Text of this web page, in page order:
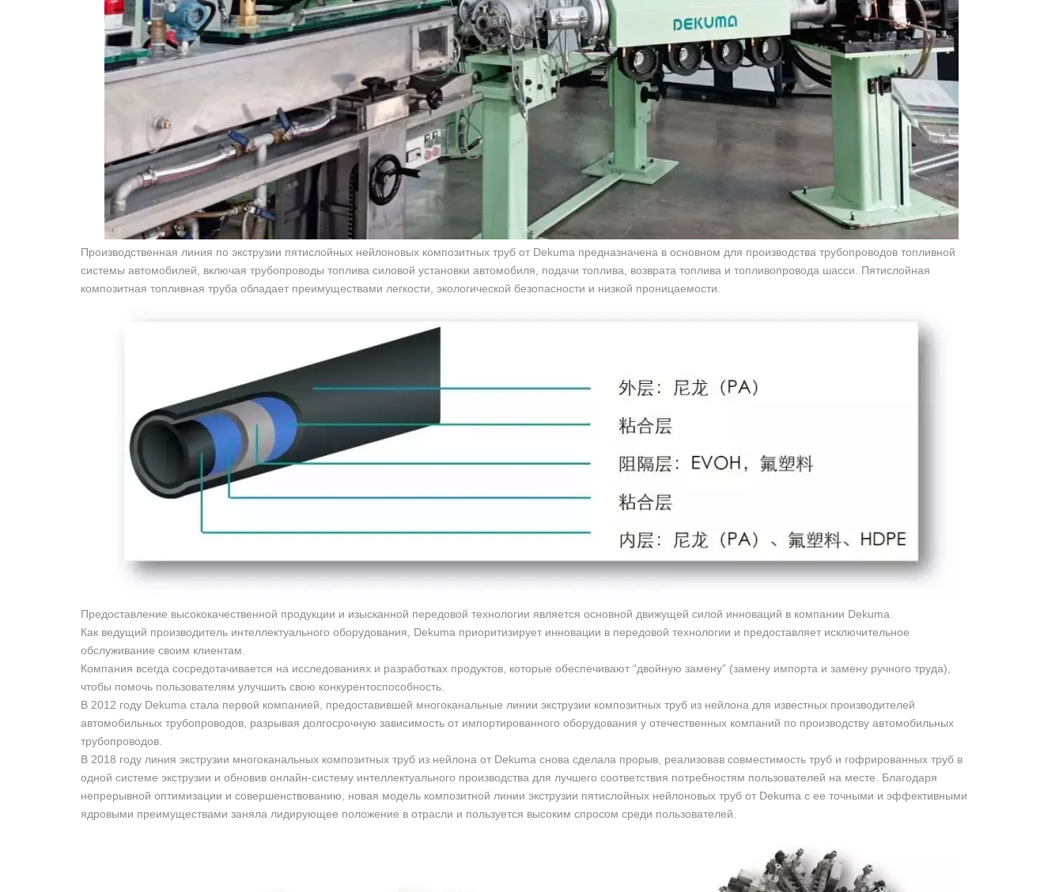
Производственная линия по экструзии пятислойных нейлоновых композитных труб от Dekuma предназначена в основном для производства трубопроводов топливной
системы автомобилей, включая трубопроводы топлива силовой установки автомобиля, подачи топлива, возврата топлива и топливопровода шасси. Пятислойная
композитная топливная труба обладает преимуществами легкости, экологической безопасности и низкой проницаемости.
Предоставление высококачественной продукции и изысканной передовой технологии является основной движущей силой инноваций в компании Dekuma.
Как ведущий производитель интеллектуального оборудования, Dekuma приоритизирует инновации в передовой технологии и предоставляет исключительное
обслуживание своим клиентам.
Компания всегда сосредотачивается на исследованиях и разработках продуктов, которые обеспечивают “двойную замену” (замену импорта и замену ручного труда),
чтобы помочь пользователям улучшить свою конкурентоспособность.
В 2012 году Dekuma стала первой компанией, предоставившей многоканальные линии экструзии композитных труб из нейлона для известных производителей
автомобильных трубопроводов, разрывая долгосрочную зависимость от импортированного оборудования у отечественных компаний по производству автомобильных
трубопроводов.
В 2018 году линия экструзии многоканальных композитных труб из нейлона от Dekuma снова сделала прорыв, реализовав совместимость труб и гофрированных труб в
одной системе экструзии и обновив онлайн-систему интеллектуального производства для лучшего соответствия потребностям пользователей на месте. Благодаря
непрерывной оптимизации и совершенствованию, новая модель композитной линии экструзии пятислойных нейлоновых труб от Dekuma с ее точными и эффективными
ядровыми преимуществами заняла лидирующее положение в отрасли и пользуется высоким спросом среди пользователей.